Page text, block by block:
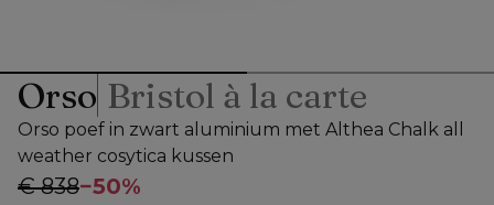
Orso Bristol à la carte
Orso poef in zwart aluminium met Althea Chalk all
weather cosytica kussen
€ 838−50%